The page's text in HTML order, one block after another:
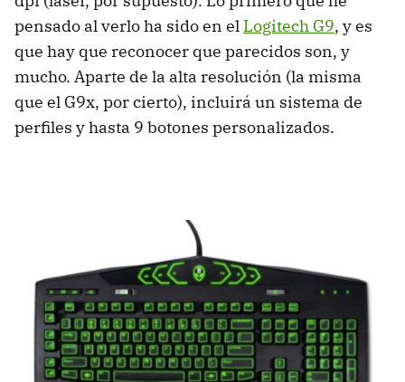
pensado al verlo ha sido en el Logitech G9, y es
que hay que reconocer que parecidos son, y
mucho. Aparte de la alta resolución (la misma
que el G9x, por cierto), incluirá un sistema de
perfiles y hasta 9 botones personalizados.